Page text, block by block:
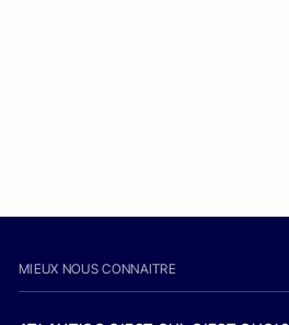
MIEUX NOUS CONNAITRE